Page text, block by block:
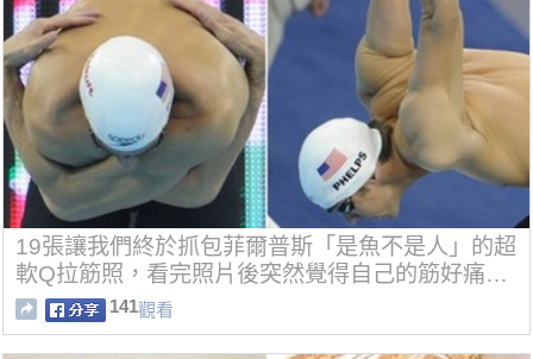
19張讓我們終於抓包菲爾普斯「是魚不是人」的超
軟Q拉筋照，看完照片後突然覺得自己的筋好痛…
141觀看